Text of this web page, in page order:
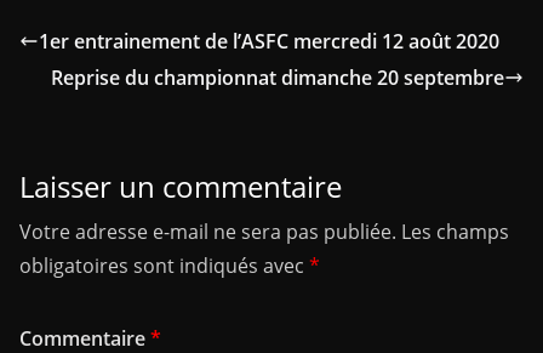
1er entrainement de l’ASFC mercredi 12 août 2020
Reprise du championnat dimanche 20 septembre
Laisser un commentaire
Votre adresse e-mail ne sera pas publiée. Les champs
obligatoires sont indiqués avec *
Commentaire*